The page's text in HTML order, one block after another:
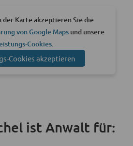
der Karte akzeptieren Sie die
von Google Mapsund unsere
Cookies
Cookies akzeptieren
ist Anwalt für: